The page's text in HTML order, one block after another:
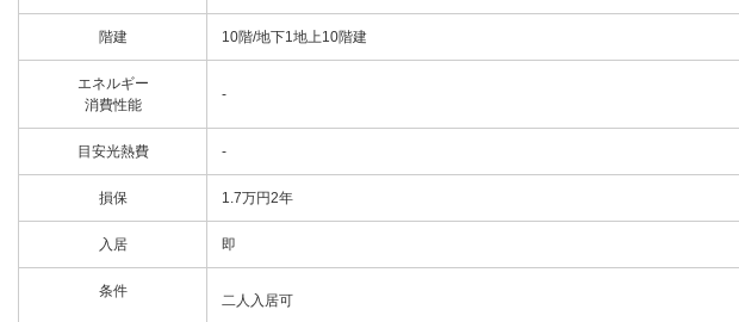
階建 10階/地下1地上10階建
エネルギー
消費性能
-
目安光熱費 -
損保 1.7万円2年
入居 即
条件
二人入居可